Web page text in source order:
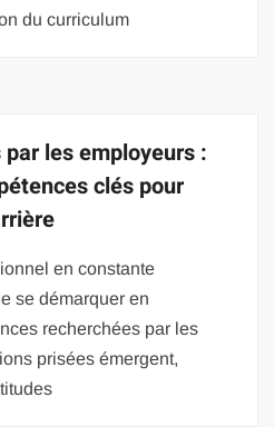
du curriculum
les employeurs :
clés pour
en constante
se démarquer en
recherchées par les
prisées émergent,